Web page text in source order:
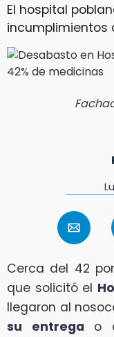
El hospital
incumplimientos
Cerca del 42
que solicitó el
llegaron al
su entrega o